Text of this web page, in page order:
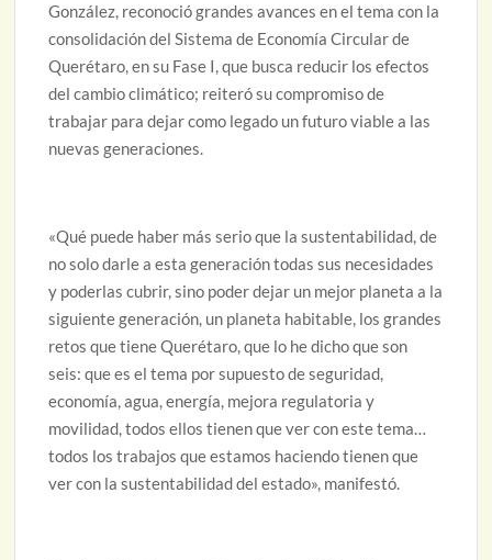
González, reconoció grandes avances en el tema con la
consolidación del Sistema de Economía Circular de
Querétaro, en su Fase I, que busca reducir los efectos
del cambio climático; reiteró su compromiso de
trabajar para dejar como legado un futuro viable a las
nuevas generaciones.
«Qué puede haber más serio que la sustentabilidad, de
no solo darle a esta generación todas sus necesidades
y poderlas cubrir, sino poder dejar un mejor planeta a la
siguiente generación, un planeta habitable, los grandes
retos que tiene Querétaro, que lo he dicho que son
seis: que es el tema por supuesto de seguridad,
economía, agua, energía, mejora regulatoria y
movilidad, todos ellos tienen que ver con este tema…
todos los trabajos que estamos haciendo tienen que
ver con la sustentabilidad del estado», manifestó.